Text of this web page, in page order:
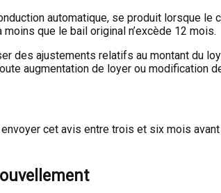
automatique, se produit lorsque
que le bail original n’excède 12 mois.
des ajustements relatifs au montant du
augmentation de loyer ou modification
cet avis entre trois et six mois